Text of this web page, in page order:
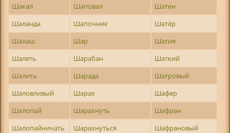
Шакал
Шаповал
Шатен
Шаланда
Шапочник
Шатёр
Шалаш
Шар
Шатия
Шалеть
Шарабан
Шаткий
Шалить
Шарада
Шатровый
Шаловливый
Шарах
Шафер
Шалопай
Шарахнуть
Шафран
Шалопайничать
Шарахнуться
Шафрановый